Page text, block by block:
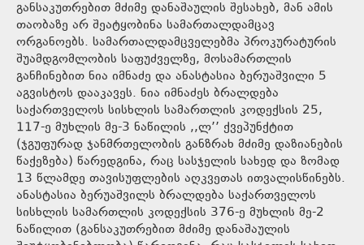
განსაკუთრებით მძიმე დანაშაულის შესახებ, მან ამის
თაობაზე არ შეატყობინა სამართალდამცავ
ორგანოებს. სამართალდამცველებმა პროკურატურის
შუამდგომლობის საფუძველზე, მოსამართლის
განჩინებით ნია იმნაძე და ანასტასია ბერუაშვილი 5
აგვისტოს დააკავეს. ნია იმნაძეს ბრალდება
საქართველოს სისხლის სამართლის კოდექსის 25,
117-ე მუხლის მე-3 ნაწილის ,,ლ’’ ქვეპუნქტით
(ჯგუფურად ჯანმრთელობის განზრახ მძიმე დაზიანების
წაქეზება) წარედგინა, რაც სასჯელის სახედ და ზომად
13 წლამდე თავისუფლების აღკვეთას ითვალისწინებს.
ანასტასია ბერუაშვილს ბრალდება საქართველოს
სისხლის სამართლის კოდექსის 376-ე მუხლის მე-2
ნაწილით (განსაკუთრებით მძიმე დანაშაულის